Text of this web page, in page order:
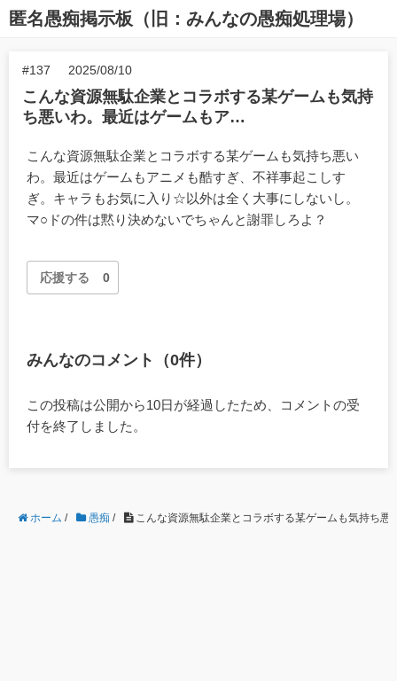
匿名愚痴掲示板（旧：みんなの愚痴処理場）
#137 2025/08/10
こんな資源無駄企業とコラボする某ゲームも気持
ち悪いわ。最近はゲームもア…
こんな資源無駄企業とコラボする某ゲームも気持ち悪い
わ。最近はゲームもアニメも酷すぎ、不祥事起こしす
ぎ。キャラもお気に入り☆以外は全く大事にしないし。
マ○ドの件は黙り決めないでちゃんと謝罪しろよ？
応援する 0
みんなのコメント（0件）
この投稿は公開から10日が経過したため、コメントの受
付を終了しました。
ホーム / 愚痴 / こんな資源無駄企業とコラボする某ゲームも気持ち悪